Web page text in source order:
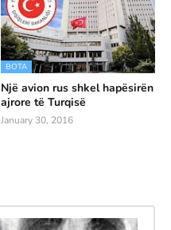
BOTA
Një avion rus shkel hapësirën
ajrore të Turqisë
January 30, 2016